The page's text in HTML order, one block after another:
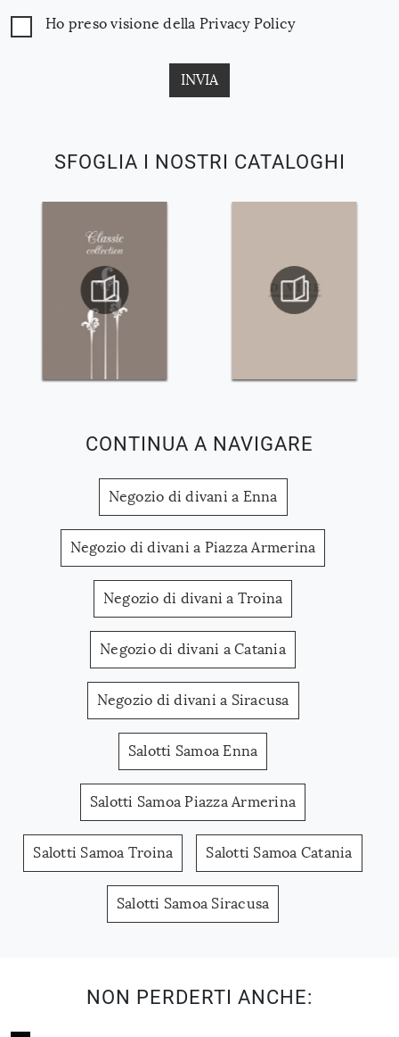
SFOGLIA I NOSTRI CATALOGHI
CONTINUA A NAVIGARE
Negozio di divani a Enna
Negozio di divani a Piazza Armerina
Negozio di divani a Troina
Negozio di divani a Catania
Negozio di divani a Siracusa
Salotti Samoa Enna
Salotti Samoa Piazza Armerina
Salotti Samoa Troina Salotti Samoa Catania
Salotti Samoa Siracusa
Ho preso visione della Privacy Policy
INVIA
NON PERDERTI ANCHE: